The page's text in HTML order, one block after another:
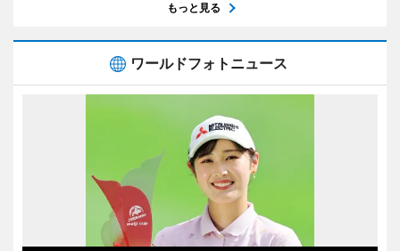
もっと見る
ワールドフォトニュース